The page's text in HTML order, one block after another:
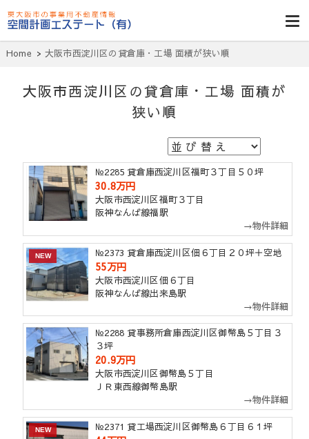
東大阪貸倉
庫・貸し工
場・賃貸事務
所・空室一
Home 大阪市西淀川区の貸倉庫・工場 面積が狭い順
大阪市西淀川区の貸倉庫・工場 面積が
狭い順
№2285 貸倉庫西淀川区福町３丁目５０坪
30.8万円
大阪市西淀川区福町３丁目
阪神なんば線福駅
→物件詳細
NEW №2373 貸倉庫西淀川区佃６丁目２０坪＋空地
55万円
大阪市西淀川区佃６丁目
阪神なんば線出来島駅
→物件詳細
№2288 貸事務所倉庫西淀川区御幣島５丁目３
３坪
20.9万円
大阪市西淀川区御幣島５丁目
ＪＲ東西線御幣島駅
→物件詳細
NEW №2371 貸工場西淀川区御幣島６丁目６１坪